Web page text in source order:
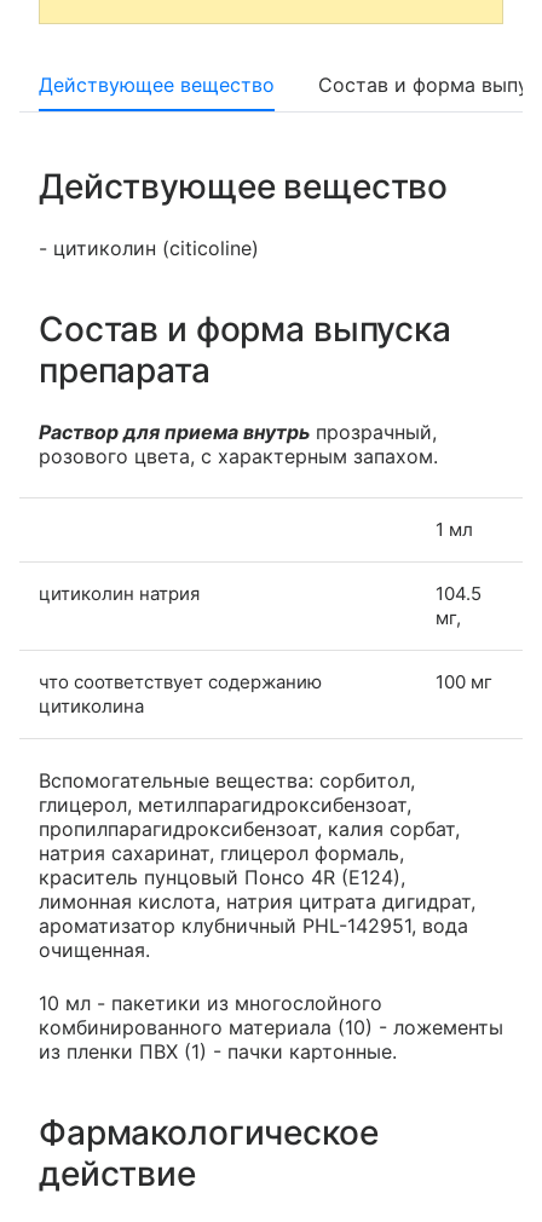
Действующее вещество Состав и форма
Действующее вещество
- цитиколин (citicoline)
Состав и форма выпуска
препарата
Раствор для приема внутрь прозрачный,
розового цвета, с характерным запахом.
1 мл
цитиколин натрия
104.5
мг,
что соответствует содержанию
цитиколина
100 мг
Вспомогательные вещества: сорбитол,
глицерол, метилпарагидроксибензоат,
пропилпарагидроксибензоат, калия сорбат,
натрия сахаринат, глицерол формаль,
краситель пунцовый Понсо 4R (E124),
лимонная кислота, натрия цитрата дигидрат,
ароматизатор клубничный PHL-142951, вода
очищенная.
10 мл - пакетики из многослойного
комбинированного материала (10) - ложементы
из пленки ПВХ (1) - пачки картонные.
Фармакологическое
действие